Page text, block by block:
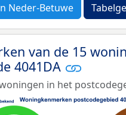
Neder-Betuwe
van de 15
4041DA
in het